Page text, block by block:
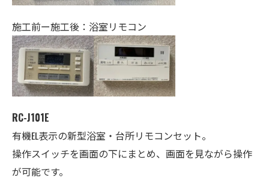
施工前ー施工後：浴室リモコン
RC-J101E
有機EL表示の新型浴室・台所リモコンセット。
操作スイッチを画面の下にまとめ、画面を見ながら操作
が可能です。